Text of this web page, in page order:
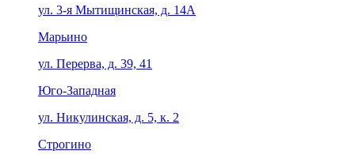
ул. 3-я Мытищинская, д. 14А
Марьино
ул. Перерва, д. 39, 41
Юго-Западная
ул. Никулинская, д. 5, к. 2
Строгино